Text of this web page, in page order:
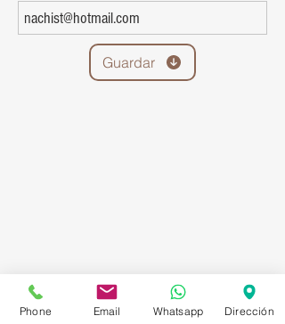
Guardar
Phone Email Whatsapp Dirección